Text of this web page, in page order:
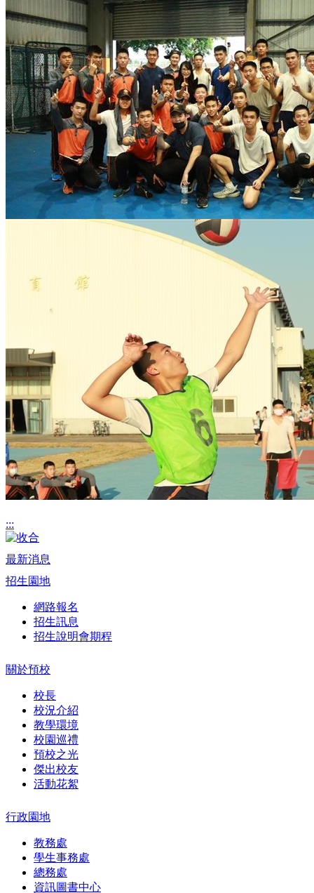
:::
最新消息
招生園地
網路報名
招生訊息
招生說明會期程
關於預校
校長
校況介紹
教學環境
校園巡禮
預校之光
傑出校友
活動花絮
行政園地
教務處
學生事務處
總務處
資訊圖書中心